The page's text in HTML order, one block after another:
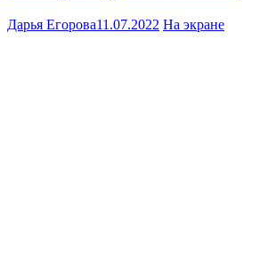
Дарья Егорова11.07.2022 На экране